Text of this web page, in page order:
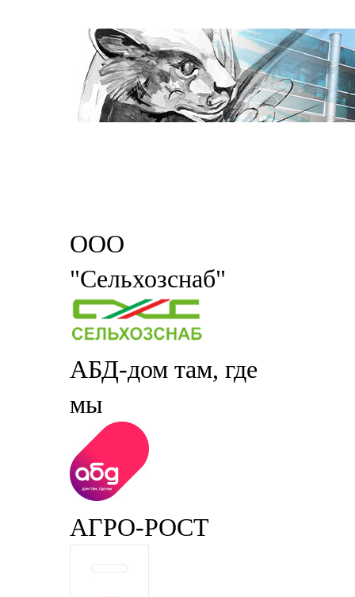
ООО
"Сельхозснаб"
АБД-дом там, где
мы
АГРО-РОСТ